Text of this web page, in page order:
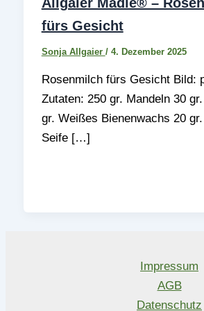
fürs Gesicht
Sonja Allgaier / 4. Dezember 2025
Rosenmilch fürs Gesicht Bild:
Zutaten: 250 gr. Mandeln 30
gr. Weißes Bienenwachs 20
Seife […]
Impressum
AGB
Datenschutz